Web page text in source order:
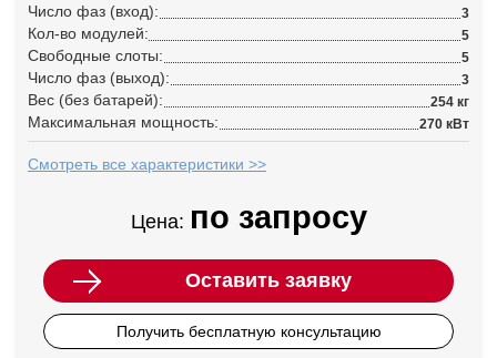
Число фаз (вход): 3
Кол-во модулей: 5
Свободные слоты: 5
Число фаз (выход): 3
Вес (без батарей): 254 кг
Максимальная мощность: 270 кВт
Смотреть все характеристики >>
Цена: по запросу
Оставить заявку
Получить бесплатную консультацию